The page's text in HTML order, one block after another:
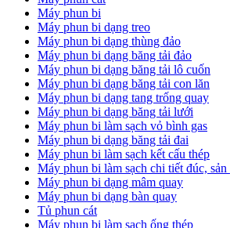
Máy phun bi
Máy phun bi dạng treo
Máy phun bi dạng thùng đảo
Máy phun bi dạng băng tải đảo
Máy phun bi dạng băng tải lô cuốn
Máy phun bi dạng băng tải con lăn
Máy phun bi dạng tang trống quay
Máy phun bi dạng băng tải lưới
Máy phun bi làm sạch vỏ bình gas
Máy phun bi dạng băng tải đai
Máy phun bi làm sạch kết cấu thép
Máy phun bi làm sạch chi tiết đúc, sản
Máy phun bi dạng mâm quay
Máy phun bi dạng bàn quay
Tủ phun cát
Máy phun bi làm sạch ống thép